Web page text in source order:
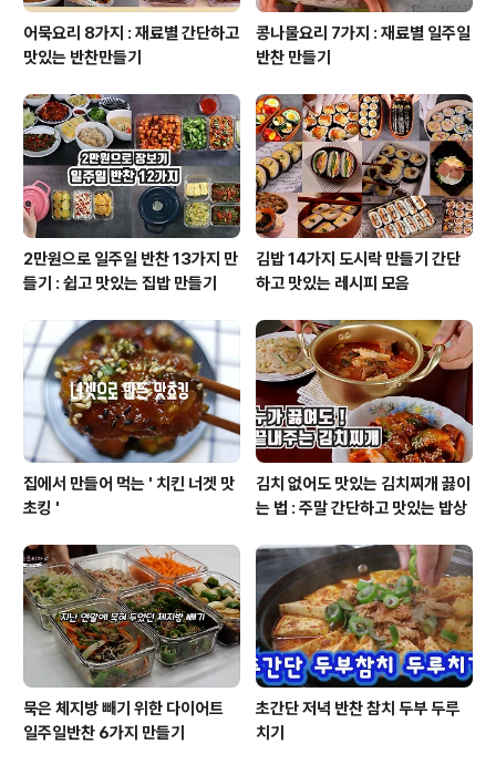
어묵요리 8가지 : 재료별 간단하고
맛있는 반찬만들기
콩나물요리 7가지 : 재료별 일주일
반찬 만들기
2만원으로 일주일 반찬 13가지 만
들기 : 쉽고 맛있는 집밥 만들기
김밥 14가지 도시락 만들기 간단
하고 맛있는 레시피 모음
집에서 만들어 먹는 ' 치킨 너겟 맛
초킹 '
김치 없어도 맛있는 김치찌개 끓이
는 법 : 주말 간단하고 맛있는 밥상
묵은 체지방 빼기 위한 다이어트
일주일반찬 6가지 만들기
초간단 저녁 반찬 참치 두부 두루
치기